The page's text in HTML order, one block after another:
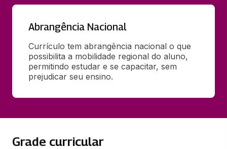
Abrangência Nacional
Currículo tem abrangência nacional o que
possibilita a mobilidade regional do aluno,
permitindo estudar e se capacitar, sem
prejudicar seu ensino.
Grade curricular